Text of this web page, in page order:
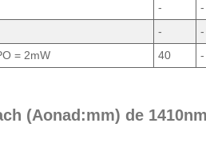
- -
- -
= 2mW 40 -
(Aonad:mm) de